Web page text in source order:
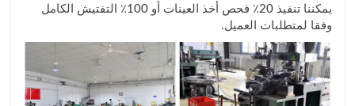
يمكننا تنفيذ 20٪ فحص أخذ العينات أو 100٪ التفتيش الكامل
وفقا لمتطلبات العميل.